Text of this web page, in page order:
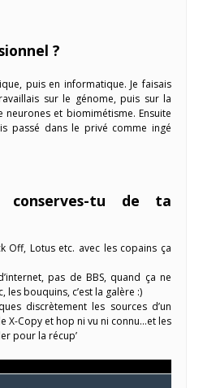
?
puis en informatique. Je faisais
sur le génome, puis sur la
et biomimétisme. Ensuite
passé dans le privé comme ingé
conserves-tu de ta
Off, Lotus etc. avec les copains ça
pas de BBS, quand ça ne
bouquins, c’est la galère :)
discrètement les sources d’un
X-Copy et hop ni vu ni connu…et les
pour la récup’